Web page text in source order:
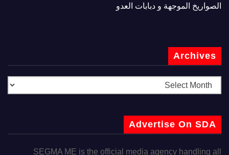
الصواريخ الموجهة و دبابات العدو
Archives
Advertise On SDA
SEGMA ME is the official media agency handling all